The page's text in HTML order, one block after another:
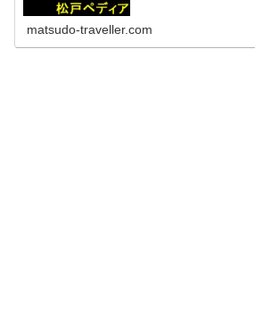
matsudo-traveller.com